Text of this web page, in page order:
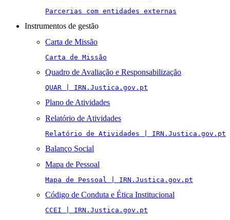
Parcerias com entidades externas
Instrumentos de gestão
Carta de Missão
Carta de Missão
Quadro de Avaliação e Responsabilização
QUAR | IRN.Justica.gov.pt
Plano de Atividades
Relatório de Atividades
Relatório de Atividades | IRN.Justica.gov.pt
Balanço Social
Mapa de Pessoal
Mapa de Pessoal | IRN.Justica.gov.pt
Código de Conduta e Ética Institucional
CCEI | IRN.Justica.gov.pt